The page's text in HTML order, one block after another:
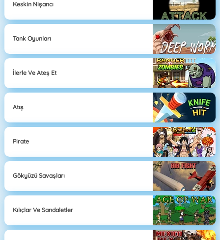
Keskin Nişancı
Tank Oyunları
İlerle Ve Ateş Et
Atış
Pirate
Gökyüzü Savaşları
Kılıçlar Ve Sandaletler